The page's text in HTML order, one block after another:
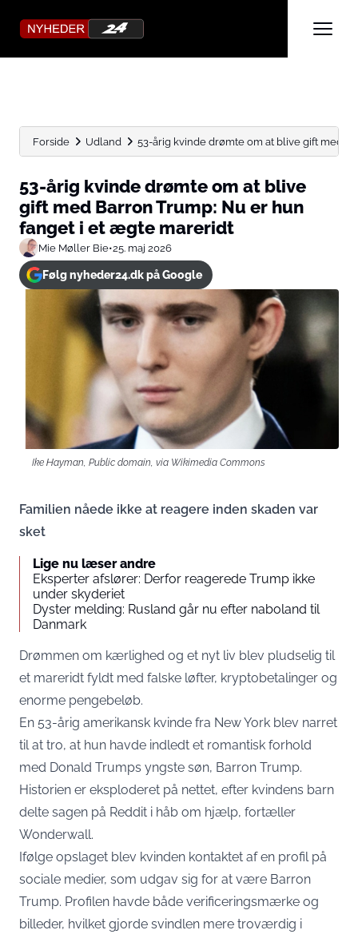
Forside Udland 53-årig kvinde drømte om at blive gift med
53-årig kvinde drømte om at blive
gift med Barron Trump: Nu er hun
fanget i et ægte mareridt
Mie Møller Bie•25. maj 2026
Følg nyheder24.dk på Google
Ike Hayman, Public domain, via Wikimedia Commons
Familien nåede ikke at reagere inden skaden var
sket
Lige nu læser andre
Eksperter afslører: Derfor reagerede Trump ikke
under skyderiet
Dyster melding: Rusland går nu efter naboland til
Danmark
Drømmen om kærlighed og et nyt liv blev pludselig til
et mareridt fyldt med falske løfter, kryptobetalinger og
enorme pengebeløb.
En 53-årig amerikansk kvinde fra New York blev narret
til at tro, at hun havde indledt et romantisk forhold
med Donald Trumps yngste søn, Barron Trump.
Historien er eksploderet på nettet, efter kvindens barn
delte sagen på Reddit i håb om hjælp, fortæller
Wonderwall.
Ifølge opslaget blev kvinden kontaktet af en profil på
sociale medier, som udgav sig for at være Barron
Trump. Profilen havde både verificeringsmærke og
billeder, hvilket gjorde svindlen mere troværdig i